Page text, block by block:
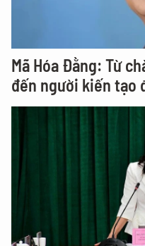
Mã Hóa Đằng: Từ
đến người kiến tạo